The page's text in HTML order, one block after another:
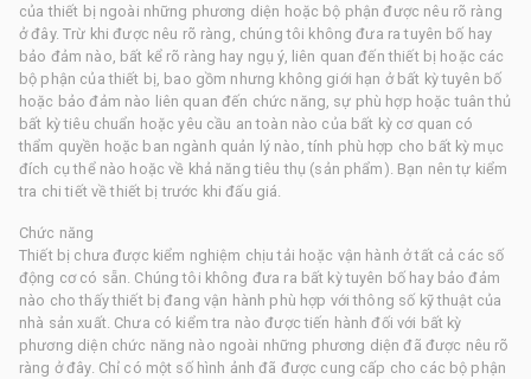
của thiết bị ngoài những phương diện hoặc bộ phận được nêu rõ ràng
ở đây. Trừ khi được nêu rõ ràng, chúng tôi không đưa ra tuyên bố hay
bảo đảm nào, bất kể rõ ràng hay ngụ ý, liên quan đến thiết bị hoặc các
bộ phận của thiết bị, bao gồm nhưng không giới hạn ở bất kỳ tuyên bố
hoặc bảo đảm nào liên quan đến chức năng, sự phù hợp hoặc tuân thủ
bất kỳ tiêu chuẩn hoặc yêu cầu an toàn nào của bất kỳ cơ quan có
thẩm quyền hoặc ban ngành quản lý nào, tính phù hợp cho bất kỳ mục
đích cụ thể nào hoặc về khả năng tiêu thụ (sản phẩm). Bạn nên tự kiểm
tra chi tiết về thiết bị trước khi đấu giá.
Chức năng
Thiết bị chưa được kiểm nghiệm chịu tải hoặc vận hành ở tất cả các số
động cơ có sẵn. Chúng tôi không đưa ra bất kỳ tuyên bố hay bảo đảm
nào cho thấy thiết bị đang vận hành phù hợp với thông số kỹ thuật của
nhà sản xuất. Chưa có kiểm tra nào được tiến hành đối với bất kỳ
phương diện chức năng nào ngoài những phương diện đã được nêu rõ
ràng ở đây. Chỉ có một số hình ảnh đã được cung cấp cho các bộ phận